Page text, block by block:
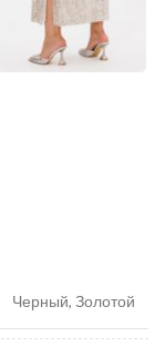
Черный, Золотой